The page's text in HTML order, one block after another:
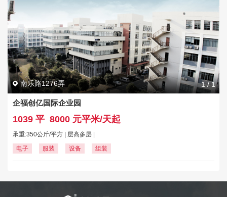
南乐路1276弄 1/1
企福创亿国际企业园
1039 平 8000 元平米/天起
承重:350公斤/平方 | 层高多层 |
电子
服装 设备 组装